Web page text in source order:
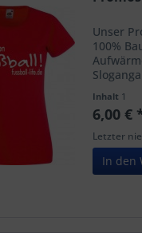
Unser
100%
bitte bei
Stück...
Inhalt 1
6,00 €
Letzter
In den